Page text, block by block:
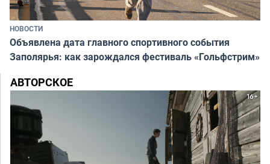
НОВОСТИ
Объявлена дата главного спортивного события
Заполярья: как зарождался фестиваль «Гольфстрим»
АВТОРСКОЕ